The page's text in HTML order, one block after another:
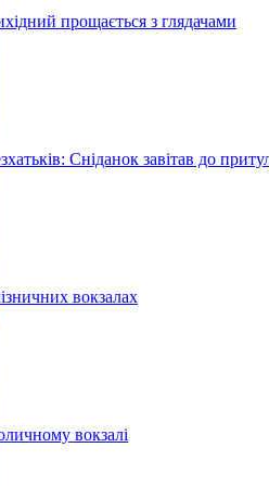
прощається з глядачами
Сніданок завітав до
вокзалах
вокзалі